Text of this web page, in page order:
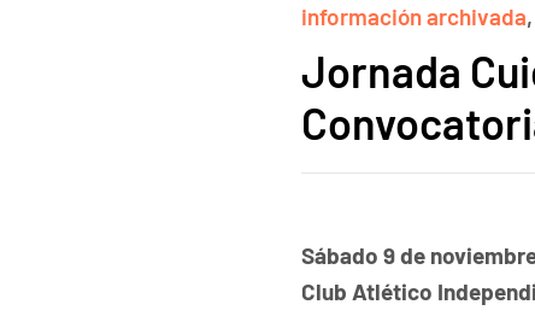
información archivada,
Jornada
Sábado 9 de
Club Atlético